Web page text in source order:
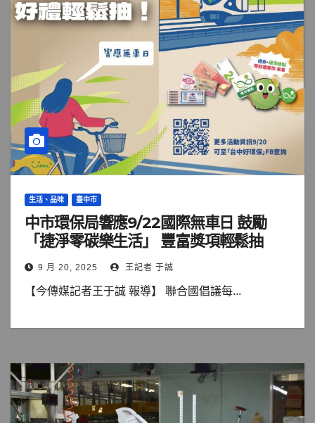
生活、品味 臺中市
中市環保局響應9/22國際無車日 鼓勵
「捷淨零碳樂生活」 豐富獎項輕鬆抽
9 月 20, 2025 王記者 于誠
【今傳媒記者王于誠 報導】 聯合國倡議每...